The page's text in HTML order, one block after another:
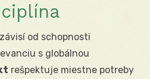
od schopnosti
s globálnou
rešpektuje miestne potreby